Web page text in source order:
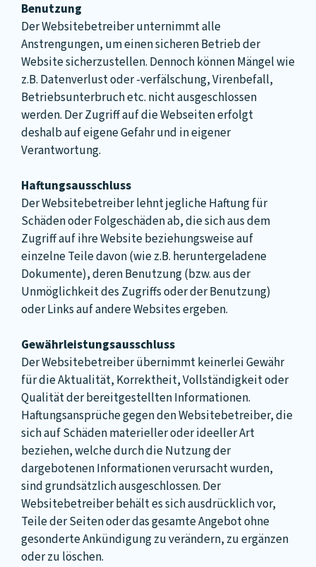
Benutzung
Der Websitebetreiber unternimmt alle
Anstrengungen, um einen sicheren Betrieb der
Website sicherzustellen. Dennoch können Mängel wie
z.B. Datenverlust oder -verfälschung, Virenbefall,
Betriebsunterbruch etc. nicht ausgeschlossen
werden. Der Zugriff auf die Webseiten erfolgt
deshalb auf eigene Gefahr und in eigener
Verantwortung.
Haftungsausschluss
Der Websitebetreiber lehnt jegliche Haftung für
Schäden oder Folgeschäden ab, die sich aus dem
Zugriff auf ihre Website beziehungsweise auf
einzelne Teile davon (wie z.B. heruntergeladene
Dokumente), deren Benutzung (bzw. aus der
Unmöglichkeit des Zugriffs oder der Benutzung)
oder Links auf andere Websites ergeben.
Gewährleistungsausschluss
Der Websitebetreiber übernimmt keinerlei Gewähr
für die Aktualität, Korrektheit, Vollständigkeit oder
Qualität der bereitgestellten Informationen.
Haftungsansprüche gegen den Websitebetreiber, die
sich auf Schäden materieller oder ideeller Art
beziehen, welche durch die Nutzung der
dargebotenen Informationen verursacht wurden,
sind grundsätzlich ausgeschlossen. Der
Websitebetreiber behält es sich ausdrücklich vor,
Teile der Seiten oder das gesamte Angebot ohne
gesonderte Ankündigung zu verändern, zu ergänzen
oder zu löschen.